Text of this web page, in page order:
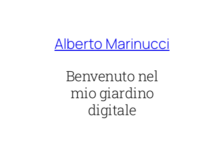
Alberto Marinucci
Benvenuto nel
mio giardino
digitale